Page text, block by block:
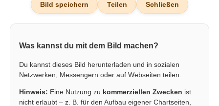
Bild speichern Teilen Schließen
Was kannst du mit dem Bild machen?
Du kannst dieses Bild herunterladen und in sozialen
Netzwerken, Messengern oder auf Webseiten teilen.
Hinweis: Eine Nutzung zu kommerziellen Zwecken ist
nicht erlaubt – z. B. für den Aufbau eigener Chartseiten,